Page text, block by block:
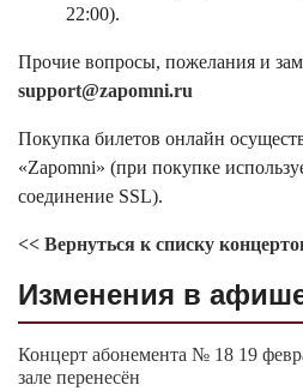
22:00).
Прочие вопросы, пожелания и
support@zapomni.ru
Покупка билетов онлайн
«Zapomni» (при покупке
соединение SSL).
<< Вернуться к списку
Изменения в
Концерт абонемента № 18 19
зале перенесён